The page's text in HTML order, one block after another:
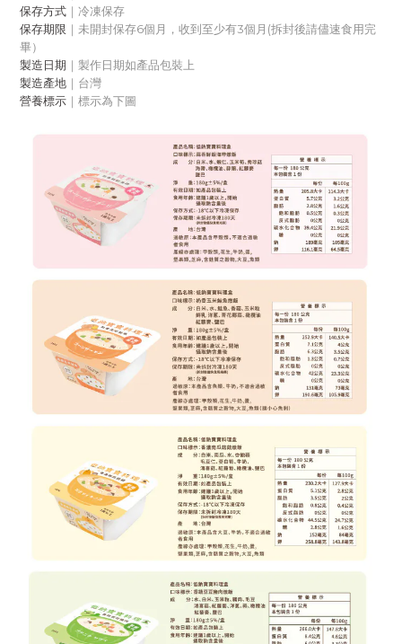
保存方式 ｜冷凍保存
保存期限 ｜ 未開封保存6個月，收到至少有3個月 (拆封後請儘速食用完
畢）
製造日期 ｜製作日期如產品包裝上
製造產地 ｜台灣
營養標示 ｜ 標示為下圖